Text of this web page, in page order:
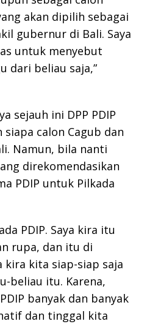
akan dipilih sebagai
gubernur di Bali. Saya
untuk menyebut
dari beliau saja,”
sejauh ini DPP PDIP
calon Cagub dan
Namun, bila nanti
direkomendasikan
PDIP untuk Pilkada
PDIP. Saya kira itu
rupa, dan itu di
kira kita siap-siap saja
beliau itu. Karena,
banyak dan banyak
dan tinggal kita